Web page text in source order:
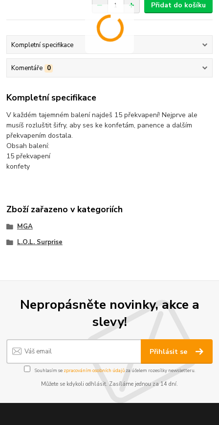
Přidat do košíku
Kompletní specifikace
Komentáře 0
Kompletní specifikace
V každém tajemném balení najdeš 15 překvapení! Nejprve ale
musíš rozluštit šifry, aby ses ke konfetám, panence a dalším
překvapením dostala.
Obsah balení:
15 překvapení
konfety
Zboží zařazeno v kategoriích
MGA
L.O.L. Surprise
Nepropásněte novinky, akce a
slevy!
Přihlásit se
Souhlasím se zpracováním osobních údajůza účelem rozesílky newsletteru.
Můžete se kdykoli odhlásit. Zasíláme jednou za 14 dní.